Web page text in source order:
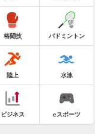
格闘技 バドミントン
陸上 水泳
ビジネス eスポーツ